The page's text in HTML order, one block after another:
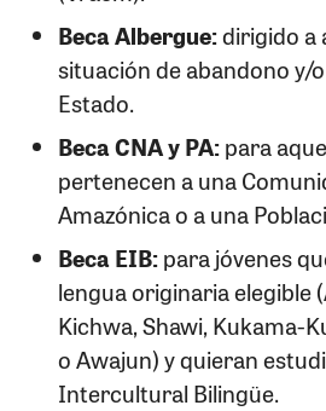
Beca Albergue:dirigido a
situación de abandono y/
Estado.
Beca CNA y PA:para
pertenecen a una
Amazónica o a una
Beca EIB:para jóvenes
lengua originaria elegible
Kichwa, Shawi, Kukama-
o Awajun) y quieran
Intercultural Bilingüe.